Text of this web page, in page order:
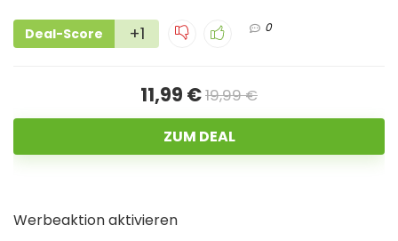
Deal-Score +1 0
11,99 €19,99 €
ZUM DEAL
Werbeaktion aktivieren